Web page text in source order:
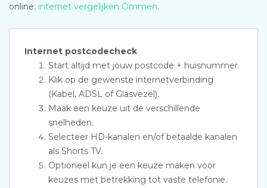
online: internet vergelijken Ommen.
Internet postcodecheck
Start altijd met jouw postcode + huisnummer.
Klik op de gewenste internetverbinding
(Kabel, ADSL of Glasvezel).
Maak een keuze uit de verschillende
snelheden.
Selecteer HD-kanalen en/of betaalde kanalen
als Shorts TV.
Optioneel kun je een keuze maken voor
keuzes met betrekking tot vaste telefonie.